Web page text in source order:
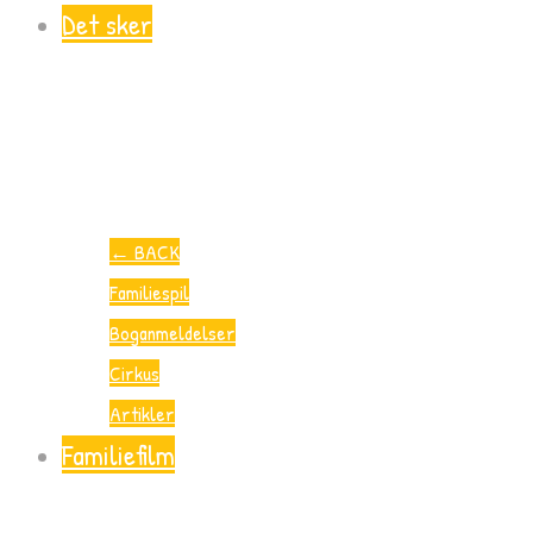
Det sker
← BACK
Familiespil
Boganmeldelser
Cirkus
Artikler
Familiefilm